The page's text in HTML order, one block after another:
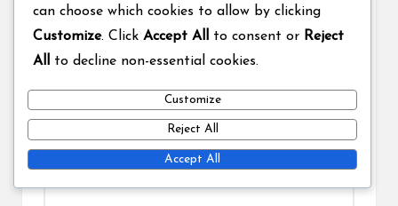
can choose which cookies to allow by clicking
Customize. Click Accept All to consent or Reject
All
to decline non-essential cookies.
Customize
Reject All
Accept All